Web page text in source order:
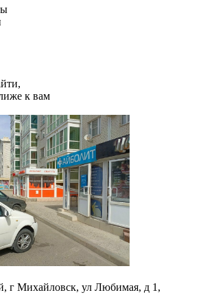
к вам
г Михайловск, ул Любимая, д 1 ,